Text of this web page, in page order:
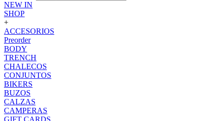
NEW IN
SHOP
+
ACCESORIOS
Preorder
BODY
TRENCH
CHALECOS
CONJUNTOS
BIKERS
BUZOS
CALZAS
CAMPERAS
GIFT CARDS